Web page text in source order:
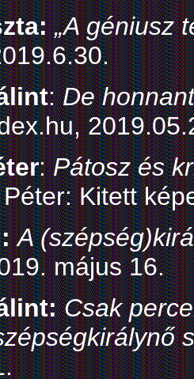
„A géniusz
:De
:Pátosz és
Kitett
A
május 16.
Csak